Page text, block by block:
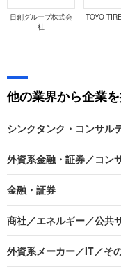
日創グループ株式会
社
TOYO
他の業界から企業
シンクタンク・コンサル
外資系金融・証券／コン
金融・証券
商社／エネルギー／公共
外資系メーカー／IT／そ